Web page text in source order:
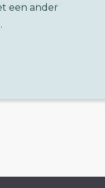
een ander